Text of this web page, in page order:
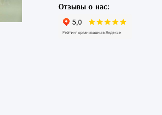
Отзывы о нас: